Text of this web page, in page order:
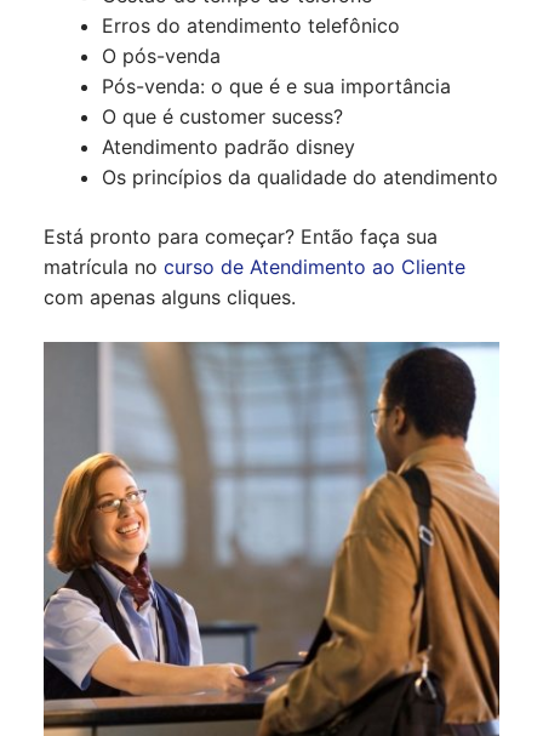
Erros do atendimento telefônico
O pós-venda
Pós-venda: o que é e sua importância
O que é customer sucess?
Atendimento padrão disney
Os princípios da qualidade do atendimento
Está pronto para começar? Então faça sua
matrícula no curso de Atendimento ao Cliente
com apenas alguns cliques.